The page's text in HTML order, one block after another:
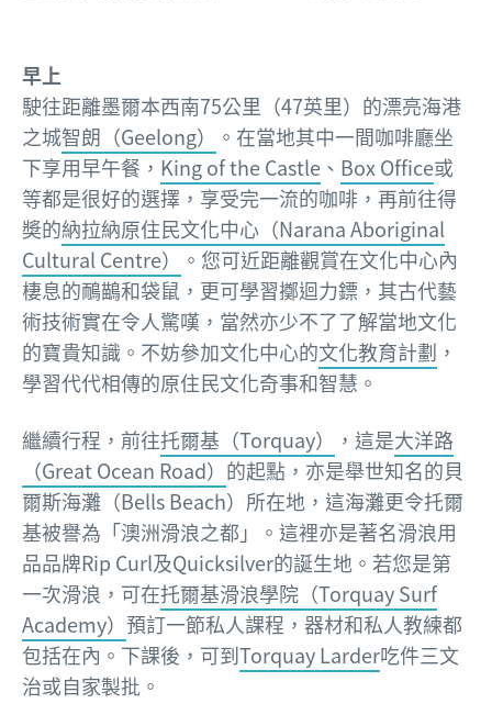
早上
駛往距離墨爾本西南75公里（47英里）的漂亮海港
之城智朗（Geelong）
。在當地其中一間咖啡廳坐
下享用早午餐， King of the Castle 、 Box Office或
等都是很好的選擇，享受完一流的咖啡，再前往得
奬的納拉納原住民文化中心（Narana Aboriginal
Cultural Centre）
。您可近距離觀賞在文化中心內
棲息的鴯鶓和袋鼠，更可學習擲迴力鏢，其古代藝
術技術實在令人驚嘆，當然亦少不了了解當地文化
的寶貴知識。不妨參加文化中心的文化教育計劃 ，
學習代代相傳的原住民文化奇事和智慧。
繼續行程，前往托爾基（Torquay） ，這是大洋路
（Great Ocean Road） 的起點，亦是舉世知名的貝
爾斯海灘（Bells Beach）所在地，這海灘更令托爾
基被譽為「澳洲滑浪之都」。這裡亦是著名滑浪用
品品牌Rip Curl及Quicksilver的誕生地。若您是第
一次滑浪，可在托爾基滑浪學院（Torquay Surf
Academy） 預訂一節私人課程，器材和私人教練都
包括在內。下課後，可到Torquay Larder吃件三文
治或自家製批。